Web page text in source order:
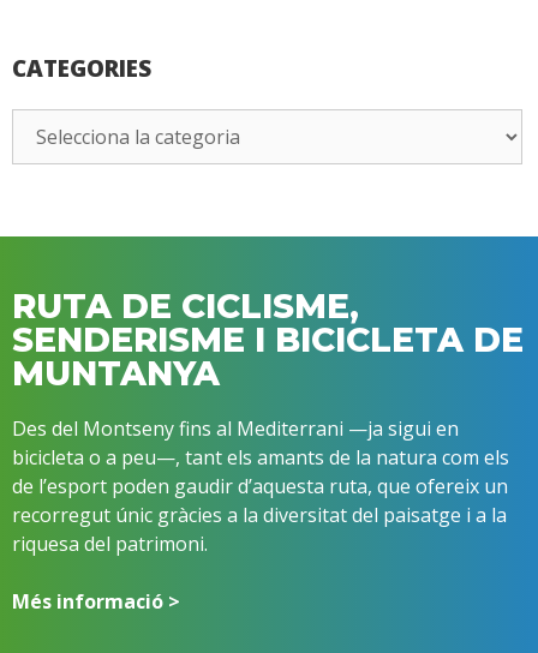
CATEGORIES
RUTA DE CICLISME,
SENDERISME I BICICLETA DE
MUNTANYA
Des del Montseny fins al Mediterrani —ja sigui en
bicicleta o a peu—, tant els amants de la natura com els
de l’esport poden gaudir d’aquesta ruta, que ofereix un
recorregut únic gràcies a la diversitat del paisatge i a la
riquesa del patrimoni.
Més informació >